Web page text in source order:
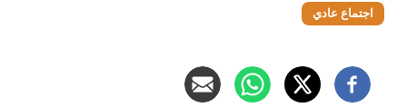
اجتماع عادي